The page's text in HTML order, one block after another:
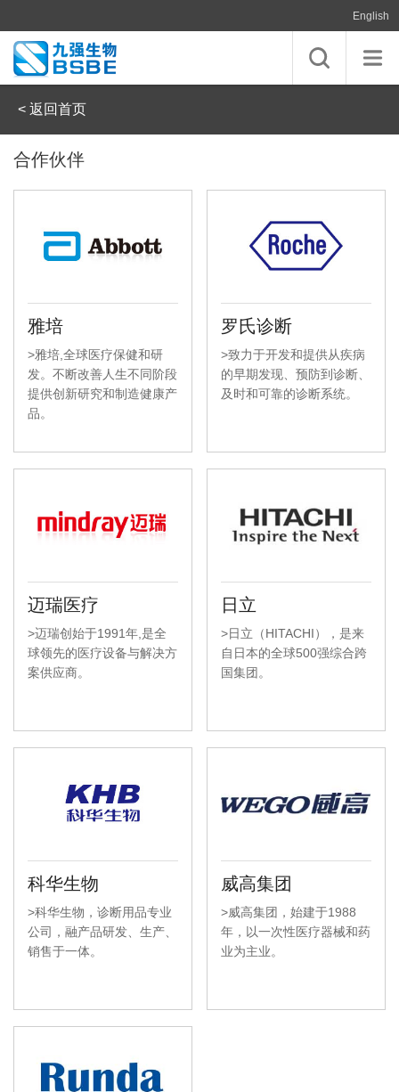
English
< 返回首页
合作伙伴
雅培
>雅培,全球医疗保健和研
发。不断改善人生不同阶段
提供创新研究和制造健康产
品。
罗氏诊断
>致力于开发和提供从疾病
的早期发现、预防到诊断、
及时和可靠的诊断系统。
迈瑞医疗
>迈瑞创始于1991年,是全
球领先的医疗设备与解决方
案供应商。
日立
>日立（HITACHI），是来
自日本的全球500强综合跨
国集团。
科华生物
>科华生物，诊断用品专业
公司，融产品研发、生产、
销售于一体。
威高集团
>威高集团，始建于1988
年，以一次性医疗器械和药
业为主业。